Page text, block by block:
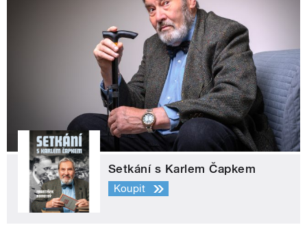
Setkání s Karlem Čapkem
Koupit